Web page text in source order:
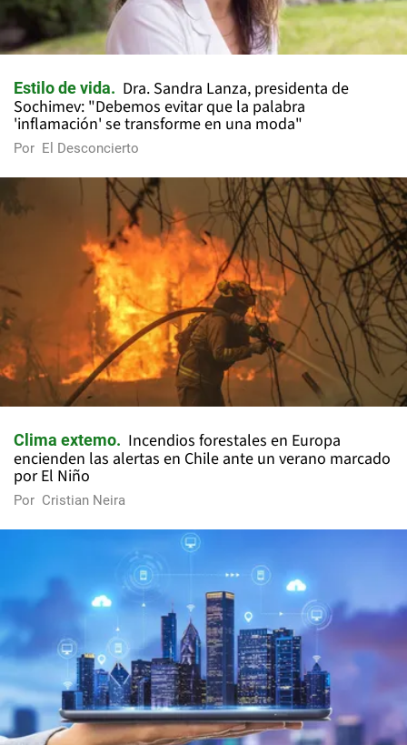
Estilo de vida
Dra. Sandra Lanza, presidenta de
Sochimev: "Debemos evitar que la palabra
'inflamación' se transforme en una moda"
Por El Desconcierto
Clima extemo
Incendios forestales en Europa
encienden las alertas en Chile ante un verano marcado
por El Niño
Por Cristian Neira